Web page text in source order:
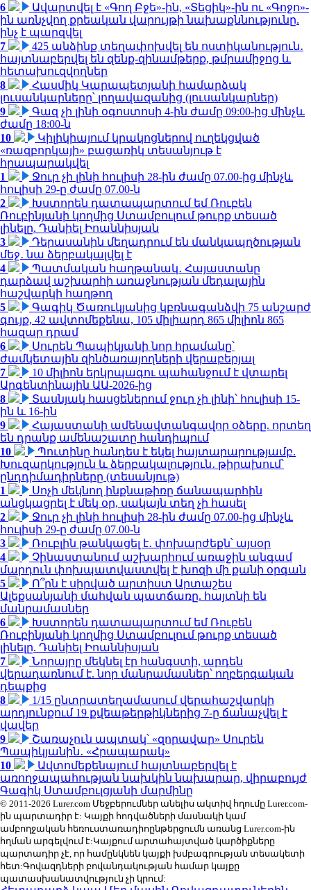
6
Ավարտվել է «Գող Բջե»-ին, «Տեցիկ»-ին ու «Գոջո»-
ին առնչվող քրեական վարույթի նախաքննությունը.
ինչ է պարզվել
7
425 անձինք տեղափոխվել են ոստիկանություն․
հայտնաբերվել են զենք-զինամթերք, թմրամիջոց և
հետախուզվողներ
8
Հասմիկ Կարապետյանի համարձակ
լուսանկարները՝ լողավազանից (լուսանկարներ)
9
Գազ չի լինի օգոստոսի 4-ին ժամը 09:00-ից մինչև
ժամը 18:00-ն
10
Կիլիկիայում կրակոցներով ուղեկցված
«ռազբորկայի» բացառիկ տեսանյութ է
հրապարակվել
1
Ջուր չի լինի հուլիսի 28-ին ժամը 07.00-ից մինչև
հուլիսի 29-ը ժամը 07.00-ն
2
Խստորեն դատապարտում եմ Ռուբեն
Ռուբինյանի կողմից Ստամբուլում թուրք տեսած
լինելը. Դանիել Իոաննիսյան
3
Դերասանին մեղադրում են մանկապղծության
մեջ․ նա ձերբակալվել է
4
Պատմական հաղթանակ․ Հայաստանը
դարձավ աշխարհի առաջնության մեդալային
հաշվարկի հաղթող
5
Գագիկ Ծառուկյանից կբռնագանձվի 75 անշարժ
գույք, 42 ավտոմեքենա, 105 միլիարդ 865 միլիոն 865
հազար դրամ
6
Սուրեն Պապիկյանի նոր հրամանը՝
ժամկետային զինծառայողների վերաբերյալ
7
10 միլիոն երկրպագու պահանջում է վտարել
Արգենտինային ԱԱ-2026-ից
8
Տասնյակ հասցեներում ջուր չի լինի՝ հուլիսի 15-
ին և 16-ին
9
Հայաստանի ամենավտանգավոր օձերը. որտեղ
են դրանք ամենաշատը հանդիպում
10
Պուտինը հանդես է եկել հայտարարությամբ.
Խուզարկություն և ձերբակալություն․ թիրախում՝
ընդդիմադիրները (տեսանյութ)
1
Սոչի մեկնող ինքնաթիռը ճանապարհին
անցկացրել է մեկ օր, սակայն տեղ չի հասել
2
Ջուր չի լինի հուլիսի 28-ին ժամը 07.00-ից մինչև
հուլիսի 29-ը ժամը 07.00-ն
3
Ռուբլին թանկացել է․ փոխարժեքն՝ այսօր
4
Չինաստանում աշխարհում առաջին անգամ
մարդուն փոխպատվաստվել է խոզի մի քանի օրգան
5
Ո՞րն է սիրված արտիստ Արտաշես
Ալեքսանյանի մահվան պատճառը. հայտնի են
մանրամասներ
6
Խստորեն դատապարտում եմ Ռուբեն
Ռուբինյանի կողմից Ստամբուլում թուրք տեսած
լինելը. Դանիել Իոաննիսյան
7
Նորայրը մեկնել էր հանգստի, արդեն
վերադառնում է. նոր մանրամասներ՝ ողբերգական
դեպքից
8
1/15 ընտրատեղամասում վերահաշվարկի
արդյունքում 19 քվեաթերթիկներից 7-ը ճանաչվել է
վավեր
9
Շառաչուն ապտակ՝ «զորավար» Սուրեն
Պապիկյանին․ «Հրապարակ»
10
Ավտոմեքենայում հայտնաբերվել է
առողջապահության նախկին նախարար, վիրաբույժ
Գագիկ Ստամբուլցյանի մարմինը
© 2011-2026 Lurer.com Մեջբերումներ անելիս ակտիվ հղումը Lurer.com-
ին պարտադիր է: Կայքի հոդվածների մասնակի կամ
ամբողջական հեռուստառադիոընթերցումն առանց Lurer.com-ին
հղման արգելվում է:Կայքում արտահայտված կարծիքները
պարտադիր չէ, որ համընկնեն կայքի խմբագրության տեսակետի
հետ:Գովազդների բովանդակության համար կայքը
պատասխանատվություն չի կրում: